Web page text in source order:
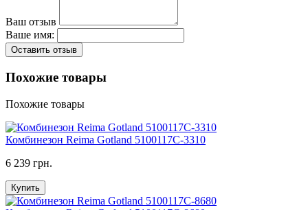
Ваш отзыв
Ваше имя:
Оставить отзыв
Похожие товары
Похожие товары
Комбинезон Reima Gotland 5100117C-3310
6 239 грн.
Купить